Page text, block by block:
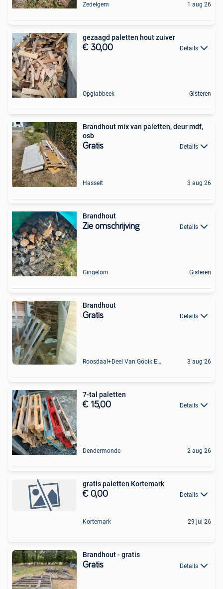
Zedelgem 1 aug 26
gezaagd paletten hout zuiver
€ 30,00 Details
Opglabbeek Gisteren
Brandhout mix van paletten, deur mdf,
osb
Gratis Details
Hasselt 3 aug 26
Brandhout
Zie omschrijving Details
Gingelom Gisteren
Brandhout
Gratis Details
Roosdaal+Deel Van Gooik En Sint-Kwintens-Lennik 3 aug 26
7-tal paletten
€ 15,00 Details
Dendermonde 2 aug 26
gratis paletten Kortemark
€ 0,00 Details
Kortemark 29 jul 26
Brandhout - gratis
Gratis Details